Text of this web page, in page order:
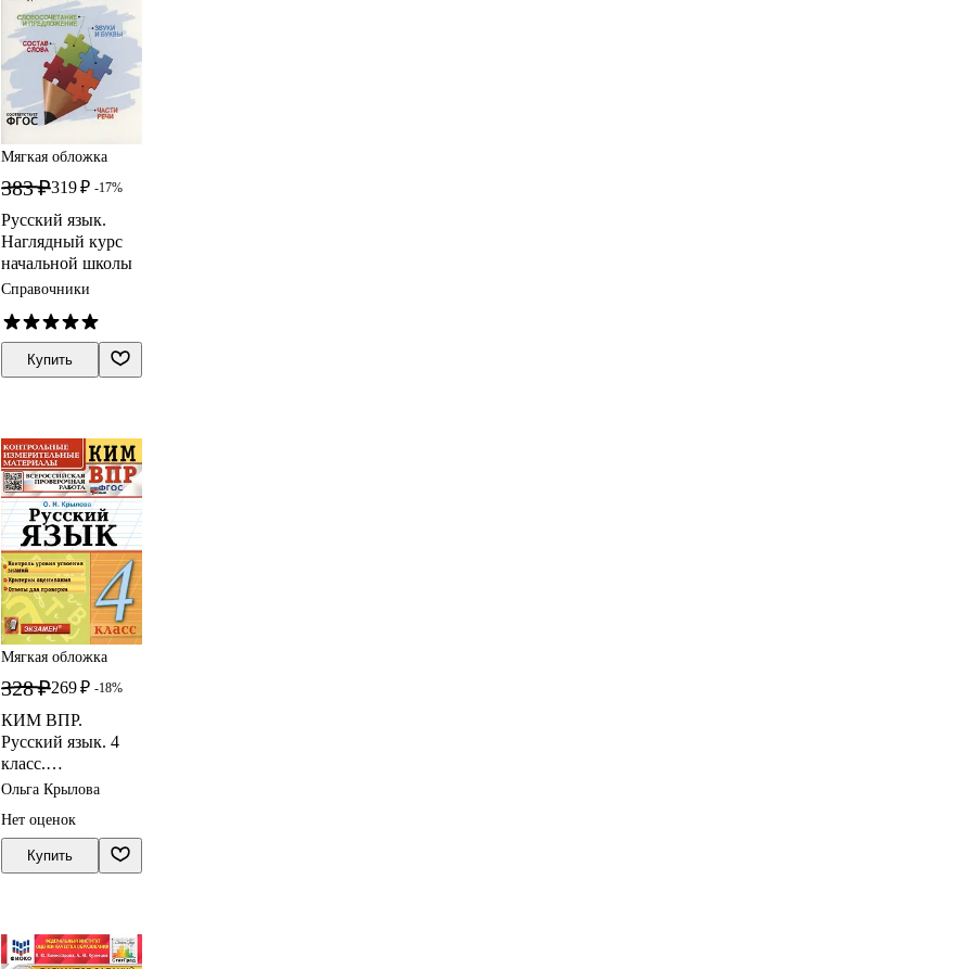
Мягкая обложка
383 ₽319 ₽ -17%
Русский язык.
Наглядный курс
начальной школы
Справочники
Купить
Мягкая обложка
328 ₽269 ₽ -18%
КИМ ВПР.
Русский язык. 4
класс.
Контрольные
материалы.
Всероссийская
проверочная
Ольга Крылова
Нет оценок
Купить